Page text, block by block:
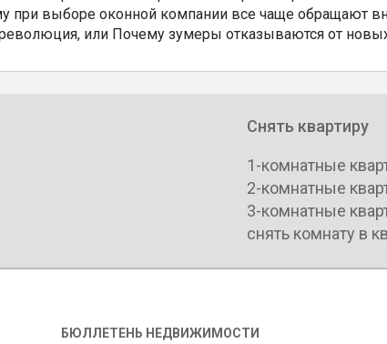
при выборе оконной компании все чаще обращают
или Почему зумеры отказываются от
Снять квартиру
1-комнатные
2-комнатные
3-комнатные
снять комнату в
БЮЛЛЕТЕНЬ НЕДВИЖИМОСТИ